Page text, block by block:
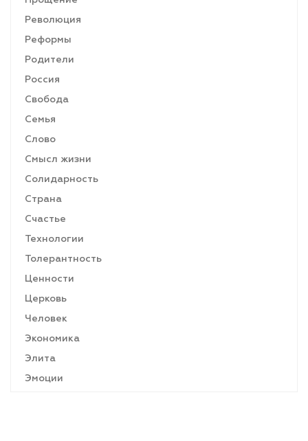
Революция
Реформы
Родители
Россия
Свобода
Семья
Слово
Смысл жизни
Солидарность
Страна
Счастье
Технологии
Толерантность
Ценности
Церковь
Человек
Экономика
Элита
Эмоции